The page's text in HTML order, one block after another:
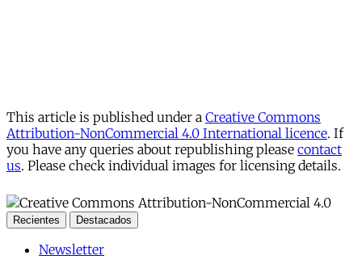
This article is published under a Creative Commons
Attribution-NonCommercial 4.0 International licence. If
you have any queries about republishing please contact
us. Please check individual images for licensing details.
Recientes Destacados
Newsletter